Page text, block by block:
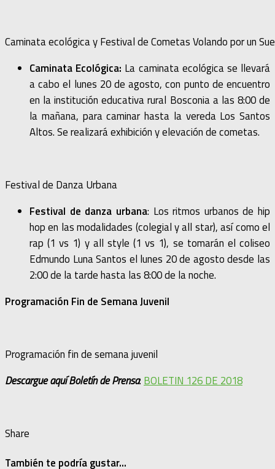
Caminata ecológica y Festival de Cometas Volando por un
Caminata Ecológica: La caminata ecológica se llevará
a cabo el lunes 20 de agosto, con punto de encuentro
en la institución educativa rural Bosconia a las 8:00 de
la mañana, para caminar hasta la vereda Los Santos
Altos. Se realizará exhibición y elevación de cometas.
Festival de Danza Urbana
Festival de danza urbana: Los ritmos urbanos de hip
hop en las modalidades (colegial y all star), así como el
rap (1 vs 1) y all style (1 vs 1), se tomarán el coliseo
Edmundo Luna Santos el lunes 20 de agosto desde las
2:00 de la tarde hasta las 8:00 de la noche.
Programación Fin de Semana Juvenil
Programación fin de semana juvenil
Descargue aquí Boletín de Prensa: BOLETIN 126 DE 2018
Share
También te podría gustar...